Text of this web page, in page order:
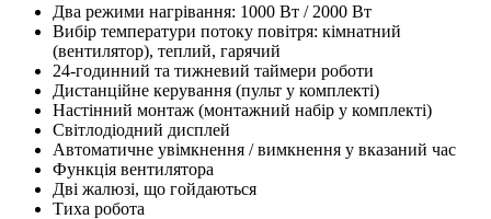
Два режими нагрівання: 1000 Вт / 2000 Вт
Вибір температури потоку повітря: кімнатний
(вентилятор), теплий, гарячий
24-годинний та тижневий таймери роботи
Дистанційне керування (пульт у комплекті)
Настінний монтаж (монтажний набір у комплекті)
Світлодіодний дисплей
Автоматичне увімкнення / вимкнення у вказаний час
Функція вентилятора
Дві жалюзі, що гойдаються
Тиха робота